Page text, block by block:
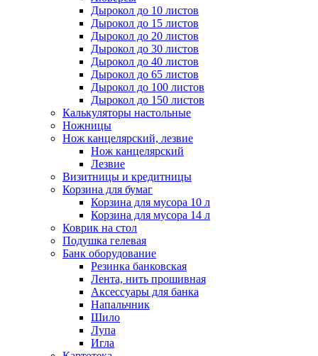
Дырокол до 10 листов
Дырокол до 15 листов
Дырокол до 20 листов
Дырокол до 30 листов
Дырокол до 40 листов
Дырокол до 65 листов
Дырокол до 100 листов
Дырокол до 150 листов
Калькуляторы настольные
Ножницы
Нож канцелярский, лезвие
Нож канцелярский
Лезвие
Визитницы и кредитницы
Корзина для бумаг
Корзина для мусора 10 л
Корзина для мусора 14 л
Коврик на стол
Подушка гелевая
Банк оборудование
Резинка банковская
Лента, нить прошивная
Аксессуары для банка
Напальчник
Шило
Лупа
Игла